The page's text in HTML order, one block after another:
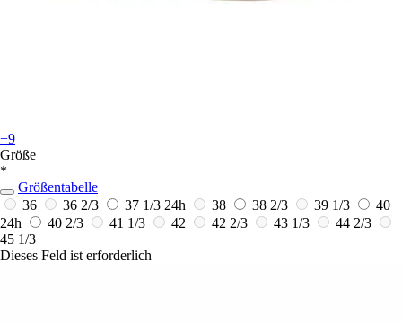
+9
Größe
*
Größentabelle
36
36 2/3 37 1/3 24h 38 38 2/3 39 1/3
40
24h
40 2/3 41 1/3 42 42 2/3 43 1/3
44 2/3
45 1/3
Dieses Feld ist erforderlich